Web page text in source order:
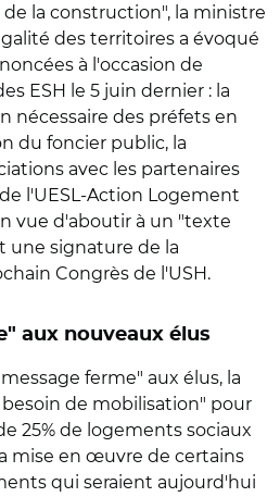
la construction", la ministre
des territoires a évoqué
à l'occasion de
ESH le 5 juin dernier : la
nécessaire des préfets en
du foncier public, la
avec les partenaires
l'UESL-Action Logement
vue d'aboutir à un "texte
une signature de la
Congrès de l'USH.
aux nouveaux élus
ferme" aux élus, la
de mobilisation" pour
25% de logements sociaux
mise en œuvre de certains
qui seraient aujourd'hui